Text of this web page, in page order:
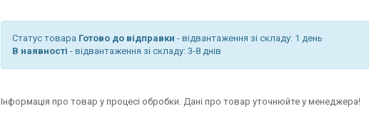
Статус товара Готово до відправки - відвантаження зі складу: 1 день
В наявності - відвантаження зі складу: 3-8 днів
Інформація про товар у процесі обробки. Дані про товар уточнюйте у менеджера!